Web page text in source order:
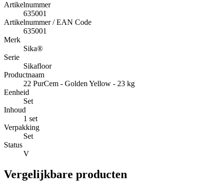
Artikelnummer
635001
Artikelnummer / EAN Code
635001
Merk
Sika®
Serie
Sikafloor
Productnaam
22 PurCem - Golden Yellow - 23 kg
Eenheid
Set
Inhoud
1 set
Verpakking
Set
Status
V
Vergelijkbare producten